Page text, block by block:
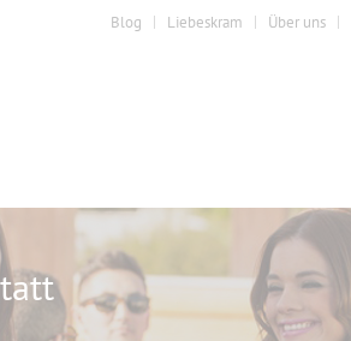
Blog Liebeskram Über uns